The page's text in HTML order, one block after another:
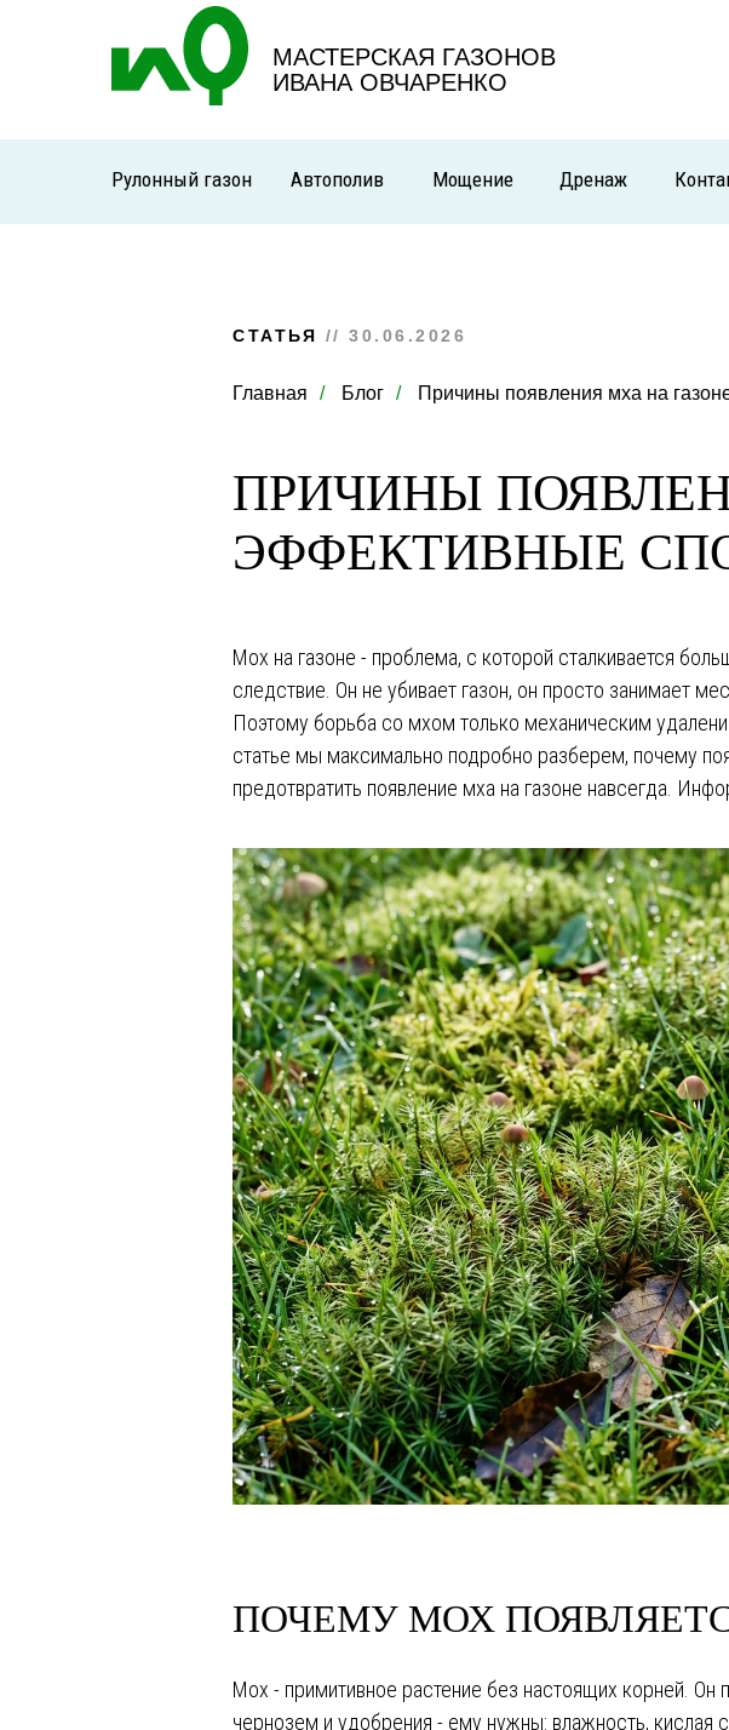
Ивана Овчаренко
+7 499 490 79 09
МАСТЕРСКАЯ ГАЗОНОВ
ИВАНА ОВЧАРЕНКО
Рулонный газон Автополив Дренаж
Мощение
СТАТЬЯ // 30.06.2026
Главная / Блог / Причины появления мха на
ПРИЧИНЫ
ЭФФЕКТИВНЫЕ
Мох на газоне - проблема, с которой сталкивается
следствие. Он не убивает газон, он просто занимает
Поэтому борьба со мхом только механическим
статье мы максимально подробно разберем, почему
предотвратить появление мха на газоне навсегда.
ПОЧЕМУ МОХ
Мох - примитивное растение без настоящих корней. Он
чернозем и удобрения - ему нужны: влажность, кислая